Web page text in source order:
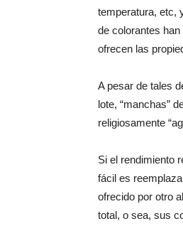
temperatura, etc,
de colorantes
ofrecen las
A pesar de tales
lote, “manchas”
religiosamente
Si el rendimiento
fácil es
ofrecido por otro
total, o sea, sus